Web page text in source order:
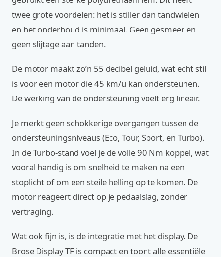
twee grote voordelen: het is stiller dan tandwielen
en het onderhoud is minimaal. Geen gesmeer en
geen slijtage aan tanden.
De motor maakt zo’n 55 decibel geluid, wat echt stil
is voor een motor die 45 km/u kan ondersteunen.
De werking van de ondersteuning voelt erg lineair.
Je merkt geen schokkerige overgangen tussen de
ondersteuningsniveaus (Eco, Tour, Sport, en Turbo).
In de Turbo-stand voel je de volle 90 Nm koppel, wat
vooral handig is om snelheid te maken na een
stoplicht of om een steile helling op te komen. De
motor reageert direct op je pedaalslag, zonder
vertraging.
Wat ook fijn is, is de integratie met het display. De
Brose Display TF is compact en toont alle essentiële